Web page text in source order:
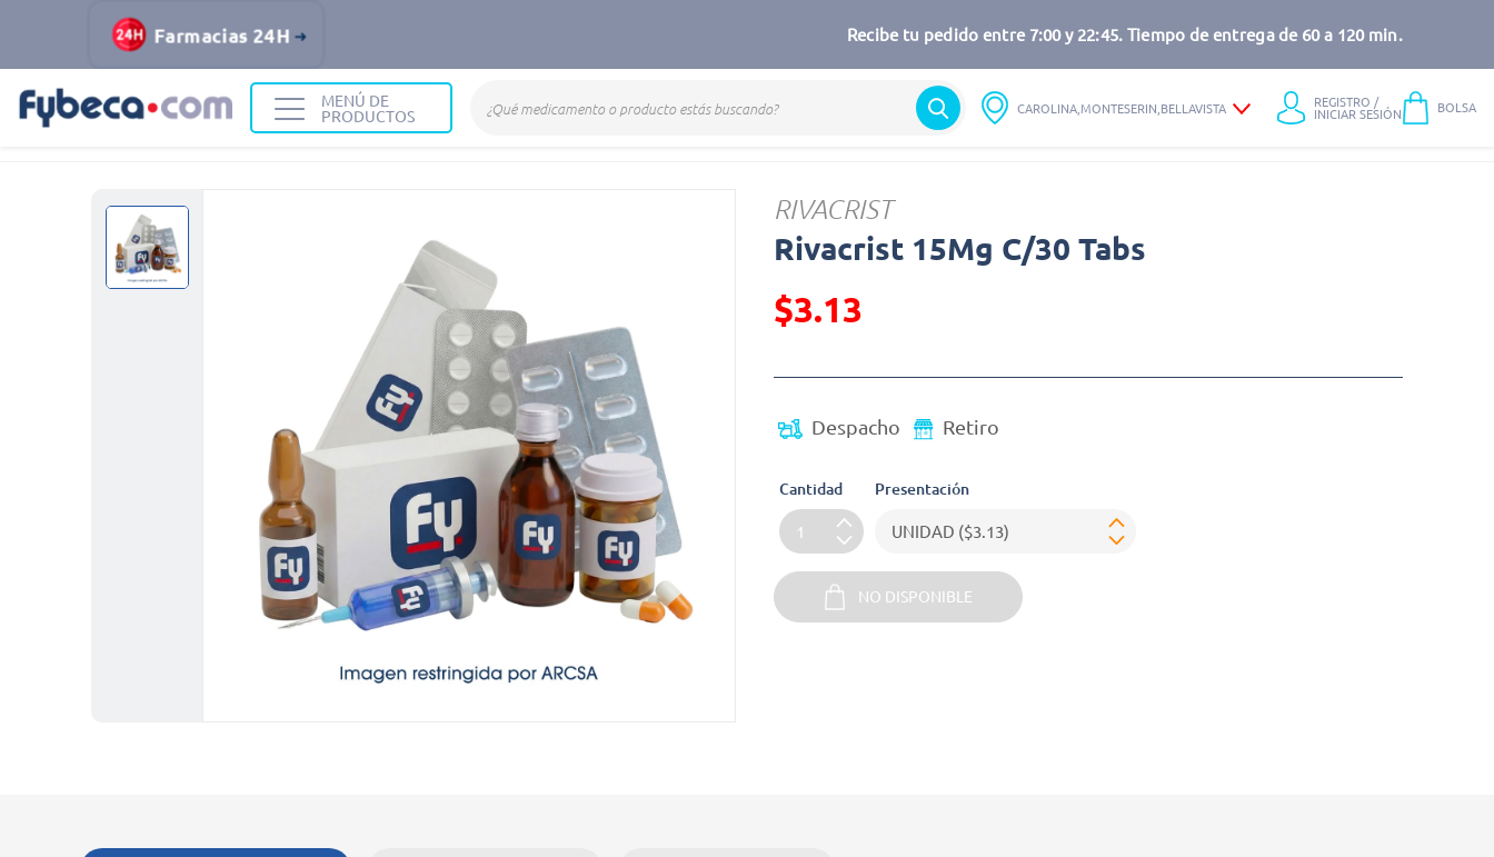
Farmacias 24H Recibe tu pedido entre 7:00 y 22:45. Tiempo de entrega de 60 a 120 min.
MENÚ DE
PRODUCTOS CAROLINA,MONTESERIN,BELLAVISTA REGISTRO /
INICIAR SESIÓN BOLSA
Medicinas Rivacrist
RIVACRIST
Rivacrist 15Mg C/30 Tabs
$3.13
Despacho Retiro
Cantidad Presentación
NO DISPONIBLE